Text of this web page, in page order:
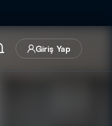
Giriş Yap